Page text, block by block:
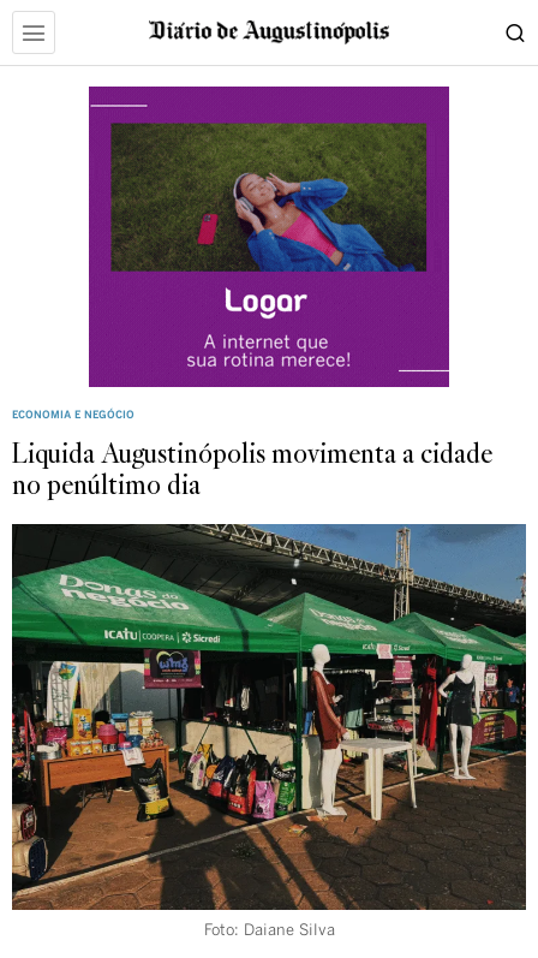
ECONOMIA E NEGÓCIO
Liquida Augustinópolis movimenta a cidade
no penúltimo dia
Foto: Daiane Silva